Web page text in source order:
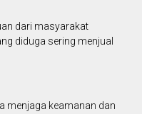
dari masyarakat
diduga sering menjual
menjaga keamanan dan